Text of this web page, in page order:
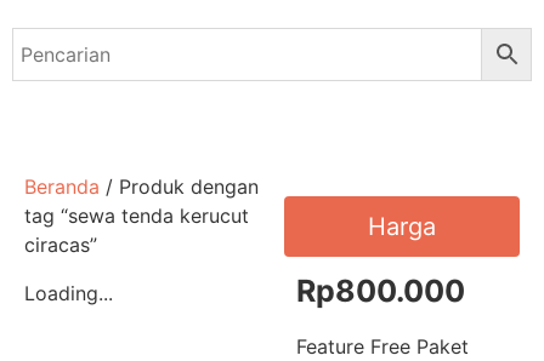
Beranda / Produk dengan
tag “sewa tenda kerucut
ciracas”
Loading...
Harga
Rp800.000
Feature Free Paket